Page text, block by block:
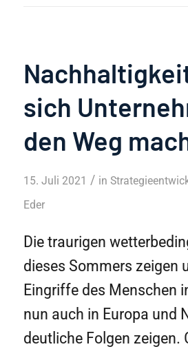
sich
den Weg
15. Juli 2021 / in
Eder
Die traurigen
dieses Sommers zeigen
Eingriffe des Menschen
nun auch in Europa und
deutliche Folgen zeigen.